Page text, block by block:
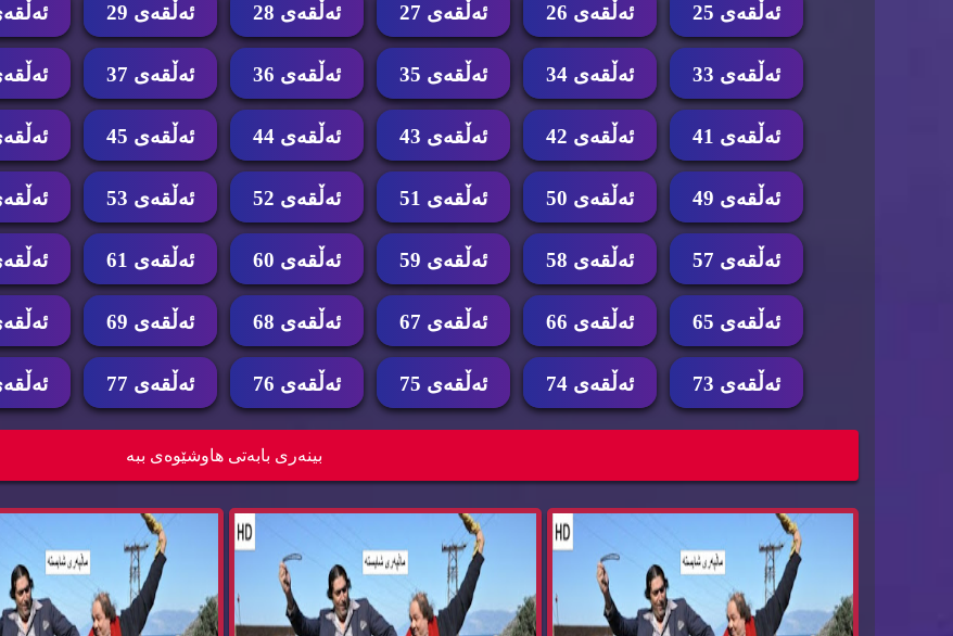
ئه‌ڵقه‌ی 25 ئه‌ڵقه‌ی 26 ئه‌ڵقه‌ی 27 ئه‌ڵقه‌ی 28 ئه‌ڵقه‌ی 29 ئه‌ڵقه‌ی
ئه‌ڵقه‌ی 33 ئه‌ڵقه‌ی 34 ئه‌ڵقه‌ی 35 ئه‌ڵقه‌ی 36 ئه‌ڵقه‌ی 37 ئه‌ڵقه‌ی
ئه‌ڵقه‌ی 41 ئه‌ڵقه‌ی 42 ئه‌ڵقه‌ی 43 ئه‌ڵقه‌ی 44 ئه‌ڵقه‌ی 45 ئه‌ڵقه‌ی
ئه‌ڵقه‌ی 49 ئه‌ڵقه‌ی 50 ئه‌ڵقه‌ی 51 ئه‌ڵقه‌ی 52 ئه‌ڵقه‌ی 53 ئه‌ڵقه‌ی
ئه‌ڵقه‌ی 57 ئه‌ڵقه‌ی 58 ئه‌ڵقه‌ی 59 ئه‌ڵقه‌ی 60 ئه‌ڵقه‌ی 61 ئه‌ڵقه‌ی
ئه‌ڵقه‌ی 65 ئه‌ڵقه‌ی 66 ئه‌ڵقه‌ی 67 ئه‌ڵقه‌ی 68 ئه‌ڵقه‌ی 69 ئه‌ڵقه‌ی
ئه‌ڵقه‌ی 73 ئه‌ڵقه‌ی 74 ئه‌ڵقه‌ی 75 ئه‌ڵقه‌ی 76 ئه‌ڵقه‌ی 77 ئه‌ڵقه‌ی
بینه‌ری بابه‌تی هاوشێوه‌ی ببه‌
درامای کۆمیدی دۆبلاژکراوی کوردی گوندێکی ون
درامای کۆمیدی دۆبلاژکراوی کوردی گوندێکی ون
درامای کۆمیدی دۆبلاژکراوی